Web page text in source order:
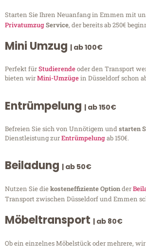
Starten Sie Ihren Neuanfang in Emmen mit
PrivatumzugService, der bereits ab 250€
Mini Umzug | ab 100€
Perfekt fürStudierendeoder den Transport
bieten wirMini-Umzügein Düsseldorf schon
Entrümpelung | ab 150€
Befreien Sie sich von Unnötigem undstarten
Dienstleistung zurEntrümpelungab 150€.
Beiladung | ab 50€
Nutzen Sie diekosteneffiziente Optionder
Transport zwischen Düsseldorf und Emmen
Möbeltransport | ab 80€
Ob ein einzelnes Möbelstück oder mehrere,